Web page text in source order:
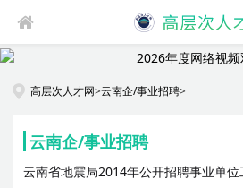
高层次人才网>云南企/事业招聘>
云南企/事业招聘
云南省地震局2014年公开招聘事业单